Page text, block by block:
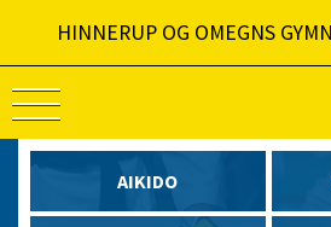
HINNERUP OG OMEGNS
AIKIDO